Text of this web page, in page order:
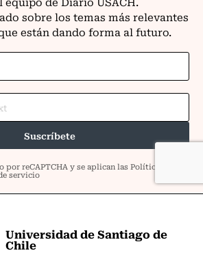
Universidad de Santiago de
Chile